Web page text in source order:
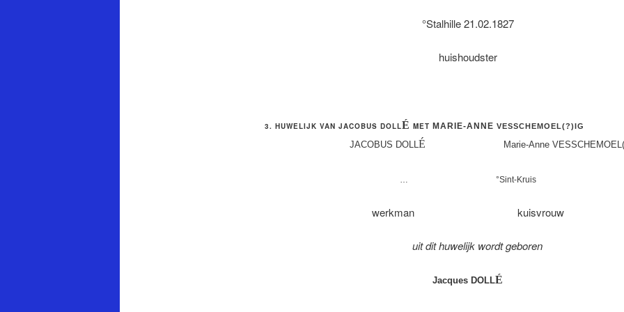
°Stalhille 21.02.1827
huishoudster
3. HUWELIJK VAN JACOBUS DOLLÉ MET MARIE-ANNE VESSCHEMOEL(?)IG
JACOBUS DOLL É Marie-Anne
… °Sint-Kruis
werkman kuisvrouw
uit dit huwelijk wordt geboren
Jacques DOLLÉ